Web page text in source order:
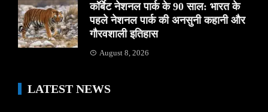
कॉर्बेट नेशनल पार्क के 90 साल: भारत के
पहले नेशनल पार्क की अनसुनी कहानी और
गौरवशाली इतिहास
August 8, 2026
LATEST NEWS